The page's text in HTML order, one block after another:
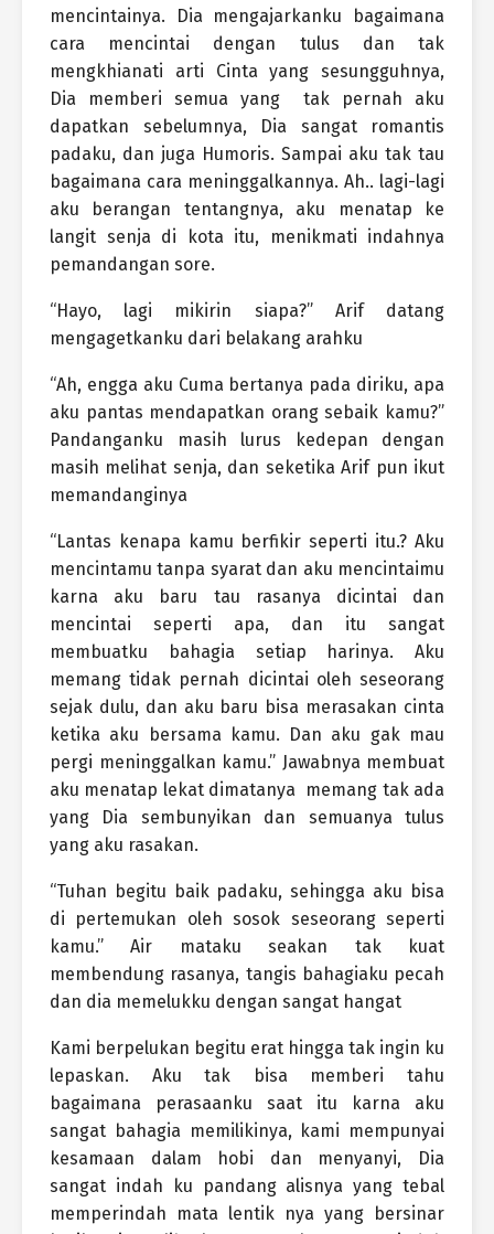
mencintainya. Dia mengajarkanku bagaimana
cara mencintai dengan tulus dan tak
mengkhianati arti Cinta yang sesungguhnya,
Dia memberi semua yang
tak pernah aku
dapatkan sebelumnya, Dia sangat romantis
padaku, dan juga Humoris. Sampai aku tak tau
bagaimana cara meninggalkannya. Ah.. lagi-lagi
aku berangan tentangnya, aku menatap ke
langit senja di kota itu, menikmati indahnya
pemandangan sore.
“Hayo, lagi mikirin siapa?” Arif datang
mengagetkanku dari belakang arahku
“Ah, engga aku Cuma bertanya pada diriku, apa
aku pantas mendapatkan orang sebaik kamu?”
Pandanganku masih lurus kedepan dengan
masih melihat senja, dan seketika Arif pun ikut
memandanginya
“Lantas kenapa kamu berfikir seperti itu.? Aku
mencintamu tanpa syarat dan aku mencintaimu
karna aku baru tau rasanya dicintai dan
mencintai seperti apa, dan itu sangat
membuatku bahagia setiap harinya. Aku
memang tidak pernah dicintai oleh seseorang
sejak dulu, dan aku baru bisa merasakan cinta
ketika aku bersama kamu. Dan aku gak mau
pergi meninggalkan kamu.” Jawabnya membuat
aku menatap lekat dimatanya
memang tak ada
yang Dia sembunyikan dan semuanya tulus
yang aku rasakan.
“Tuhan begitu baik padaku, sehingga aku bisa
di pertemukan oleh sosok seseorang seperti
kamu.” Air mataku seakan tak kuat
membendung rasanya, tangis bahagiaku pecah
dan dia memelukku dengan sangat hangat
Kami berpelukan begitu erat hingga tak ingin ku
lepaskan. Aku tak bisa memberi tahu
bagaimana perasaanku saat itu karna aku
sangat bahagia memilikinya, kami mempunyai
kesamaan dalam hobi dan menyanyi, Dia
sangat indah ku pandang alisnya yang tebal
memperindah mata lentik nya yang bersinar